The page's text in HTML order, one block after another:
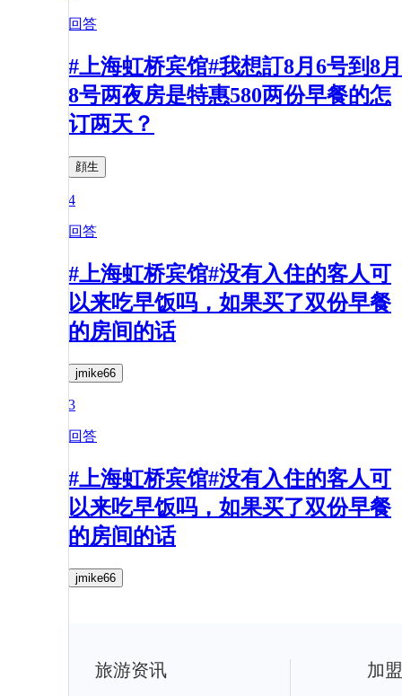
回答
#上海虹桥宾馆#我想訂8月6号到8月
8号两夜房是特惠580两份早餐的怎
订两天？
顔生
4
回答
#上海虹桥宾馆#没有入住的客人可
以来吃早饭吗，如果买了双份早餐
的房间的话
jmike66
3
回答
#上海虹桥宾馆#没有入住的客人可
以来吃早饭吗，如果买了双份早餐
的房间的话
jmike66
旅游资讯 加